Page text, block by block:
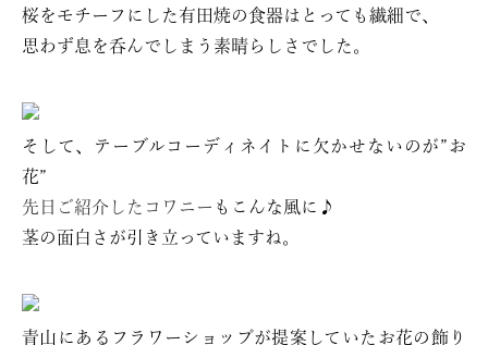
桜をモチーフにした有田焼の食器はとっても繊細で、
思わず息を呑んでしまう素晴らしさでした。
そして、テーブルコーディネイトに欠かせないのが”お
花”
先日ご紹介したコワニー もこんな風に♪
茎の面白さが引き立っていますね。
青山にあるフラワーショップが提案していたお花の飾り